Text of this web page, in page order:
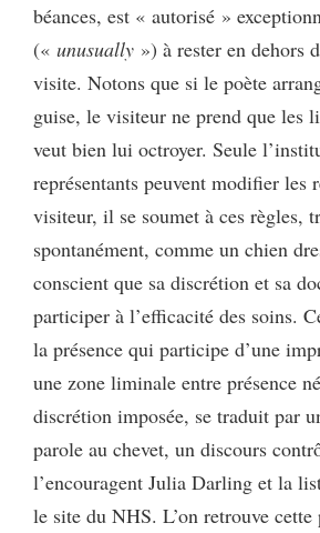
béances, est « autorisé »
(« unusually ») à rester en dehors
visite. Notons que si le poète
guise, le visiteur ne prend que les
veut bien lui octroyer. Seule
représentants peuvent modifier les
visiteur, il se soumet à ces règles,
spontanément, comme un chien
conscient que sa discrétion et sa
participer à l’efficacité des soins.
la présence qui participe d’une
une zone liminale entre présence
discrétion imposée, se traduit par
parole au chevet, un discours
l’encouragent Julia Darling et la
le site du NHS. L’on retrouve cette